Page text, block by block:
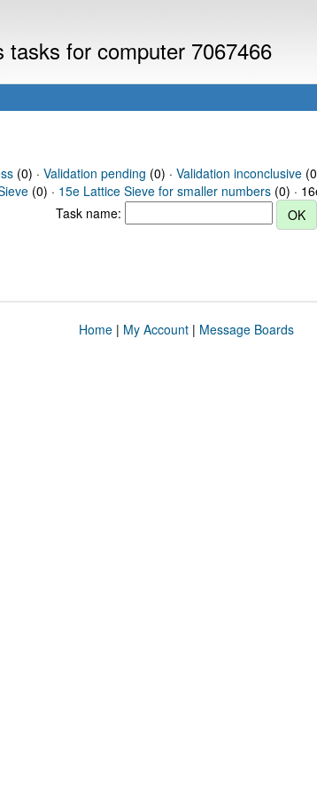
for computer 7067466
(0) · Validation pending (0) · Validation inconclusive
(0) · 15e Lattice Sieve for smaller numbers (0) ·
Task name:
Home| My Account| Message Boards